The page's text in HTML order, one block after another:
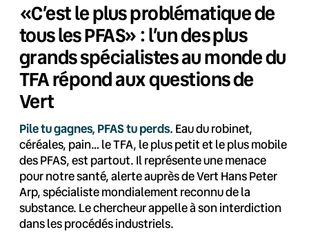
«C’est le plus problématique de
tous les PFAS» : l’un des plus
grands spécialistes au monde du
TFA répond aux questions de
Vert
Pile tu gagnes, PFAS tu perds. Eau du robinet,
céréales, pain… le TFA, le plus petit et le plus mobile
des PFAS, est partout. Il représente une menace
pour notre santé, alerte auprès de Vert Hans Peter
Arp, spécialiste mondialement reconnu de la
substance. Le chercheur appelle à son interdiction
dans les procédés industriels.